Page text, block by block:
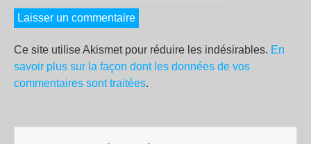
Ce site utilise Akismet pour réduire les indésirables. En
savoir plus sur la façon dont les données de vos
commentaires sont traitées.